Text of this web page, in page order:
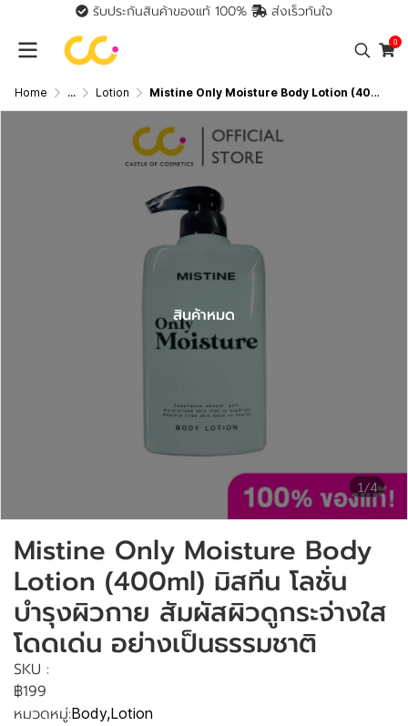
รับประกันสินค้าของแท้ 100% ส่งเร็วทันใจ
0
Home ... Lotion Mistine Only Moisture Body Lotion (400ml) มิสทีน โลชั่น บำรุงผิวกาย สัมผัสผิวดูกระจ่างใส โดดเด่น อย่างเป็นธรรมชาติ
1/4
สินค้าหมด
Mistine Only Moisture Body
Lotion (400ml) มิสทีน โลชั่น
บำรุงผิวกาย สัมผัสผิวดูกระจ่างใส
โดดเด่น อย่างเป็นธรรมชาติ
SKU :
฿199
หมวดหมู่:Body,Lotion